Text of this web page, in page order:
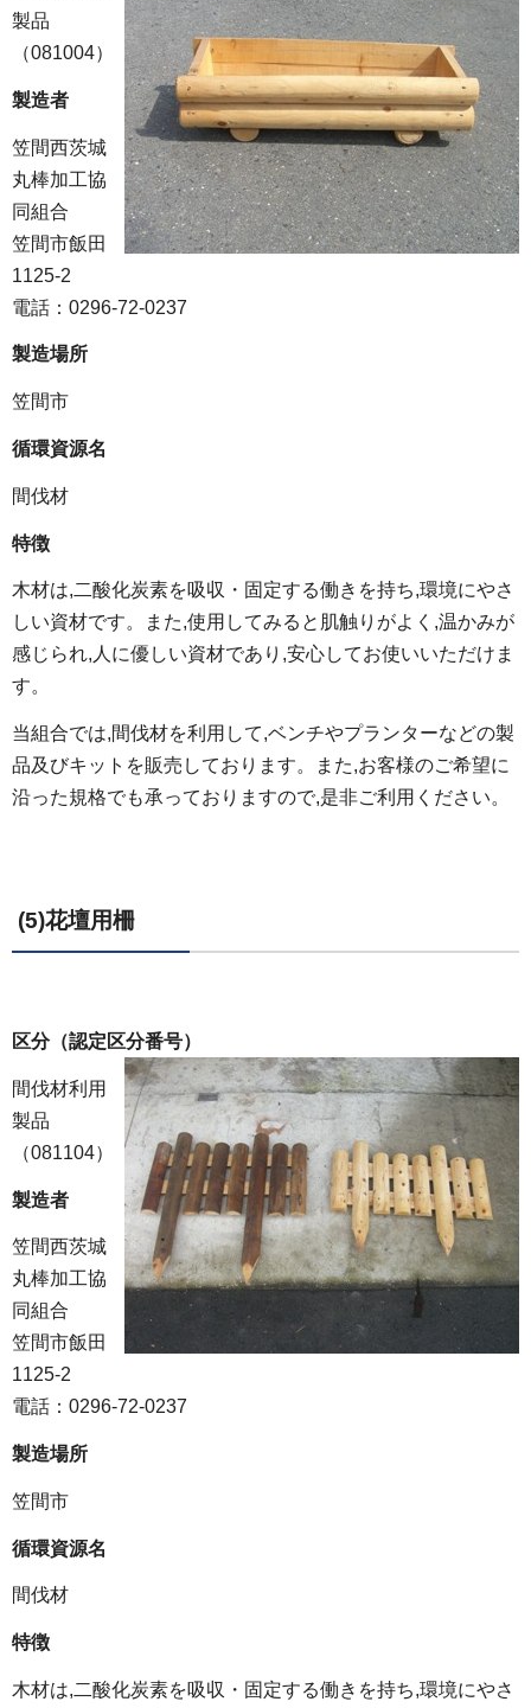
製品
（081004）
製造者
笠間西茨城
丸棒加工協
同組合
笠間市飯田
1125-2
電話：0296-72-0237
製造場所
笠間市
循環資源名
間伐材
特徴
木材は,二酸化炭素を吸収・固定する働きを持ち,環境にやさ
しい資材です。また,使用してみると肌触りがよく,温かみが
感じられ,人に優しい資材であり,安心してお使いいただけま
す。
当組合では,間伐材を利用して,ベンチやプランターなどの製
品及びキットを販売しております。また,お客様のご希望に
沿った規格でも承っておりますので,是非ご利用ください。
(5)花壇用柵
区分（認定区分番号）
間伐材利用
製品
（081104）
製造者
笠間西茨城
丸棒加工協
同組合
笠間市飯田
1125-2
電話：0296-72-0237
製造場所
笠間市
循環資源名
間伐材
特徴
木材は,二酸化炭素を吸収・固定する働きを持ち,環境にやさ